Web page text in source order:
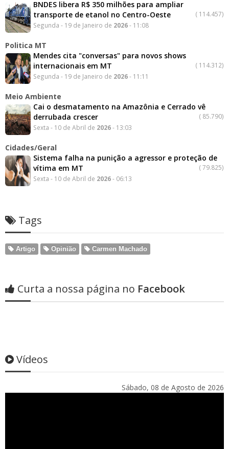
BNDES libera R$ 350 milhões para ampliar
transporte de etanol no Centro-Oeste
( 114.457)
Segunda - 19 de Janeiro de 2026- 11:08
Politica MT
Mendes cita "conversas" para novos shows
internacionais em MT
( 114.312)
Segunda - 19 de Janeiro de 2026- 11:11
Meio Ambiente
Cai o desmatamento na Amazônia e Cerrado vê
derrubada crescer
( 85.790)
Sexta - 10 de Abril de 2026- 13:03
Cidades/Geral
Sistema falha na punição a agressor e proteção de
vítima em MT
(79.825)
Sexta - 10 de Abril de 2026- 06:13
Tags
Artigo Opinião Carmen Machado
Curta a nossa página no Facebook
Vídeos
Sábado, 08 de Agosto de 2026